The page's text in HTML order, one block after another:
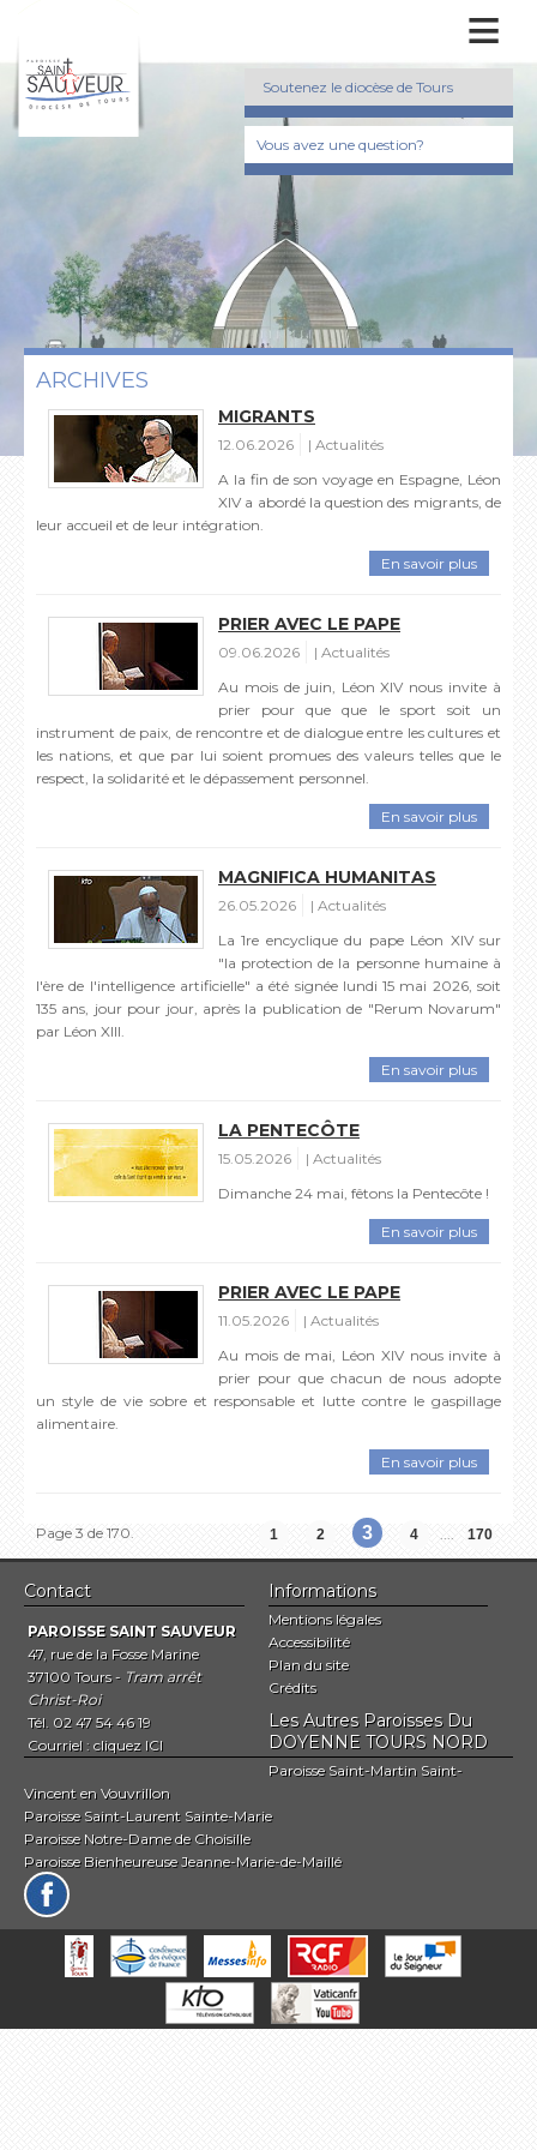
≡
Soutenez le diocèse de Tours
Vous avez une question?
ARCHIVES
MIGRANTS
12.06.2026
Actualités
A la fin de son voyage en Espagne, Léon
XIV a abordé la question des migrants, de
leur accueil et de leur intégration.
En savoir plus
PRIER AVEC LE PAPE
09.06.2026
Actualités
Au mois de juin, Léon XIV nous invite à
prier pour que que le sport soit un
instrument de paix, de rencontre et de dialogue entre les cultures et
les nations, et que par lui soient promues des valeurs telles que le
respect, la solidarité et le dépassement personnel.
En savoir plus
MAGNIFICA HUMANITAS
26.05.2026
Actualités
La 1re encyclique du pape Léon XIV sur
"la protection de la personne humaine à
l'ère de l'intelligence artificielle" a été signée lundi 15 mai 2026, soit
135 ans, jour pour jour, après la publication de "Rerum Novarum"
par Léon XIII.
En savoir plus
LA PENTECÔTE
15.05.2026
Actualités
Dimanche 24 mai, fêtons la Pentecôte !
En savoir plus
PRIER AVEC LE PAPE
11.05.2026
Actualités
Au mois de mai, Léon XIV nous invite à
prier pour que chacun de nous adopte
un style de vie sobre et responsable et lutte contre le gaspillage
alimentaire.
En savoir plus
Page 3 de 170. 1 2 3 4 .... 170
Contact
PAROISSE SAINT SAUVEUR
47, rue de la Fosse Marine
37100 Tours - Tram arrêt
Christ-Roi
Tél. 02 47 54 46 19
Courriel : cliquez ICI
Informations
Mentions légales
Accessibilité
Plan du site
Crédits
Les Autres Paroisses Du
DOYENNE TOURS NORD
Paroisse Saint-Martin Saint-
Vincent en Vouvrillon
Paroisse Saint-Laurent Sainte-Marie
Paroisse Notre-Dame de Choisille
Paroisse Bienheureuse Jeanne-Marie-de-Maillé